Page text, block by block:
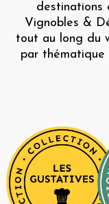
destinations
Vignobles &
tout au long du
par thématique